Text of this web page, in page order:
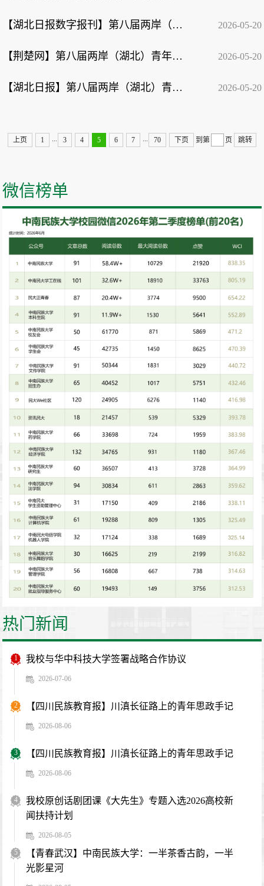
【湖北日报数字报刊】第八届两岸（湖北）青年东湖交流季在汉启动 2026-05-20
【荆楚网】第八届两岸（湖北）青年东湖交流季在汉启动 2026-05-20
【湖北日报】第八届两岸（湖北）青年东湖交流季在汉启动 2026-05-20
上页 1 ... 3 4 5 6 7 ... 70 下页 到第 页 跳转
微信榜单
热门新闻
1 我校与华中科技大学签署战略合作协议
2026-07-06
2 【四川民族教育报】川滇长征路上的青年思政手记
2026-08-06
3 【四川民族教育报】川滇长征路上的青年思政手记
2026-08-06
4
我校原创话剧团课《大先生》专题入选2026高校新
闻扶持计划
2026-08-05
5
【青春武汉】中南民族大学：一半茶香古韵，一半
光影星河